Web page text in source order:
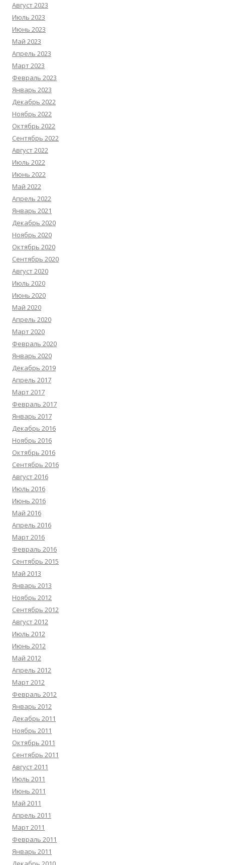
Август 2023
Июль 2023
Июнь 2023
Май 2023
Апрель 2023
Март 2023
Февраль 2023
Январь 2023
Декабрь 2022
Ноябрь 2022
Октябрь 2022
Сентябрь 2022
Август 2022
Июль 2022
Июнь 2022
Май 2022
Апрель 2022
Январь 2021
Декабрь 2020
Ноябрь 2020
Октябрь 2020
Сентябрь 2020
Август 2020
Июль 2020
Июнь 2020
Май 2020
Апрель 2020
Март 2020
Февраль 2020
Январь 2020
Декабрь 2019
Апрель 2017
Март 2017
Февраль 2017
Январь 2017
Декабрь 2016
Ноябрь 2016
Октябрь 2016
Сентябрь 2016
Август 2016
Июль 2016
Июнь 2016
Май 2016
Апрель 2016
Март 2016
Февраль 2016
Сентябрь 2015
Май 2013
Январь 2013
Ноябрь 2012
Сентябрь 2012
Август 2012
Июль 2012
Июнь 2012
Май 2012
Апрель 2012
Март 2012
Февраль 2012
Январь 2012
Декабрь 2011
Ноябрь 2011
Октябрь 2011
Сентябрь 2011
Август 2011
Июль 2011
Июнь 2011
Май 2011
Апрель 2011
Март 2011
Февраль 2011
Январь 2011